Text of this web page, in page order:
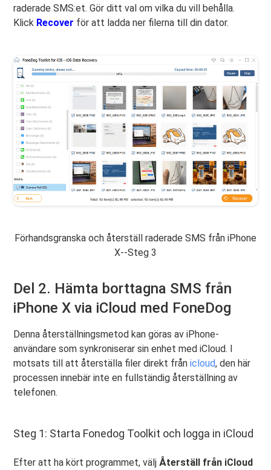
raderade SMS:et. Gör ditt val om vilka du vill behålla.
Klick Recover för att ladda ner filerna till din dator.
Förhandsgranska och återställ raderade SMS från iPhone
X--Steg 3
Del 2. Hämta borttagna SMS från
iPhone X via iCloud med FoneDog
Denna återställningsmetod kan göras av iPhone-
användare som synkroniserar sin enhet med iCloud. I
motsats till att återställa filer direkt frånicloud, den här
processen innebär inte en fullständig återställning av
telefonen.
Steg 1: Starta Fonedog Toolkit och logga in iCloud
Efter att ha kört programmet, väljÅterställ från iCloud